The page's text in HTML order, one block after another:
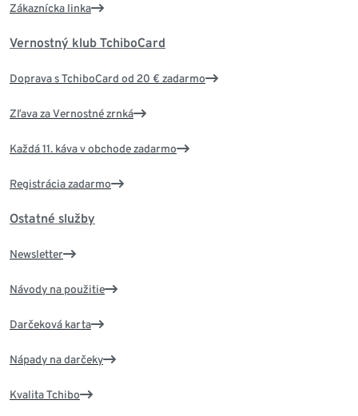
Zákaznícka linka
Vernostný klub TchiboCard
Doprava s TchiboCard od 20 € zadarmo
Zľava za Vernostné zrnká
Každá 11. káva v obchode zadarmo
Registrácia zadarmo
Ostatné služby
Newsletter
Návody na použitie
Darčeková karta
Nápady na darčeky
Kvalita Tchibo